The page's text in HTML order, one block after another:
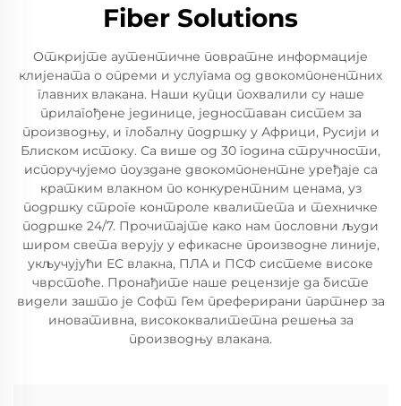
Fiber Solutions
Откријте аутентичне повратне информације
клијената о опреми и услугама од двокомпонентних
главних влакана. Наши купци похвалили су наше
прилагођене јединице, једноставан систем за
производњу, и глобалну подршку у Африци, Русији и
Блиском истоку. Са више од 30 година стручности,
испоручујемо поуздане двокомпонентне уређаје са
кратким влакном по конкурентним ценама, уз
подршку строге контроле квалитета и техничке
подршке 24/7. Прочитајте како нам пословни људи
широм света верују у ефикасне производне линије,
укључујући ЕС влакна, ПЛА и ПСФ системе високе
чврстоће. Пронађите наше рецензије да бисте
видели зашто је Софт Гем преферирани партнер за
иновативна, висококвалитетна решења за
производњу влакана.